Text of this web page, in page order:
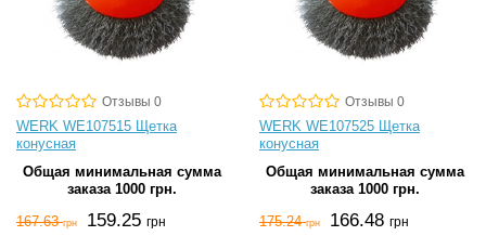
Отзывы 0
WERK WE107515 Щетка
конусная
Общая минимальная сумма
заказа 1000 грн.
167.63грн 159.25 грн
Отзывы 0
WERK WE107525 Щетка
конусная
Общая минимальная сумма
заказа 1000 грн.
175.24грн 166.48 грн